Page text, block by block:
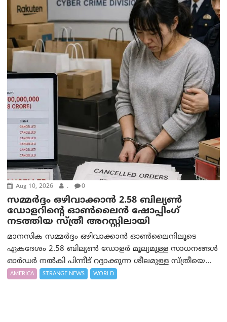
Aug 10, 2026 . 0
സമ്മര്‍ദ്ദം ഒഴിവാക്കാന്‍ 2.58 ബില്യൺ
ഡോളറിന്റെ ഓണ്‍ലൈന്‍ ഷോപ്പിംഗ്
നടത്തിയ സ്ത്രീ അറസ്റ്റിലായി
മാനസിക സമ്മര്‍ദ്ദം ഒഴിവാക്കാന്‍ ഓണ്‍ലൈനിലൂടെ
ഏകദേശം 2.58 ബില്യൺ ഡോളർ മൂല്യമുള്ള സാധനങ്ങള്‍
ഓര്‍ഡര്‍ നല്‍കി പിന്നീട് റദ്ദാക്കുന്ന ശീലമുള്ള സ്ത്രീയെ...
AMERICA STRANGE NEWS WORLD